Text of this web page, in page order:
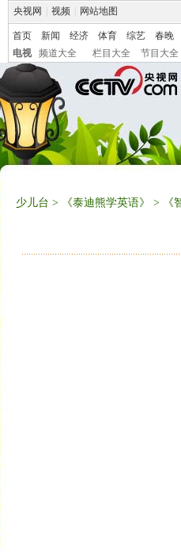
央视网 视频 网站地图
首页 新闻 经济 体育 综艺 春晚
电视
频道大全 栏目大全 节目大全
少儿台 > 《泰迪熊学英语》 > 《